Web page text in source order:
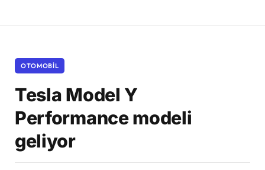
OTOMOBIL
Tesla Model Y
Performance modeli
geliyor